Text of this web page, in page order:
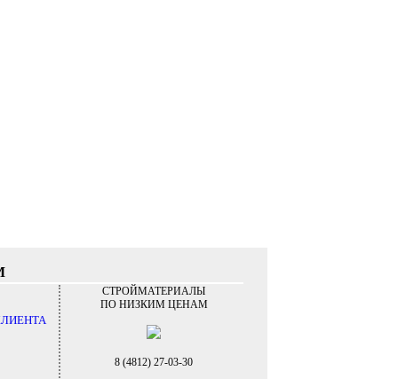
СТРОЙМАТЕРИАЛЫ
ПО НИЗКИМ ЦЕНАМ
8 (4812) 27-03-30